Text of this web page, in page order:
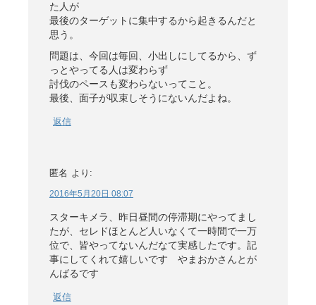
た人が
最後のターゲットに集中するから起きるんだと
思う。
問題は、今回は毎回、小出しにしてるから、ず
っとやってる人は変わらず
討伐のペースも変わらないってこと。
最後、面子が収束しそうにないんだよね。
返信
匿名 より:
2016年5月20日 08:07
スターキメラ、昨日昼間の停滞期にやってまし
たが、セレドほとんど人いなくて一時間で一万
位で、皆やってないんだなて実感したです。記
事にしてくれて嬉しいです やまおかさんとが
んばるです
返信